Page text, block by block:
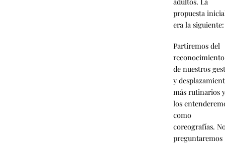
propuesta
era la siguiente:
Partiremos del
reconocimiento
de nuestros
y
más rutinarios
los
como
coreografías.
preguntaremos